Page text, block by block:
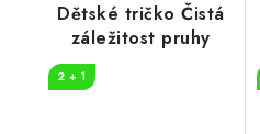
Dětské tričko Čistá
záležitost pruhy
2 + 1